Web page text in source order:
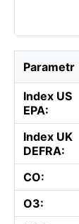
Parametr
Index US
EPA:
Index UK
DEFRA:
CO:
O3: